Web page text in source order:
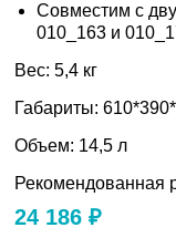
Совместим с
010_163 и
Вес: 5,4 кг
Габариты:
Объем: 14,5 л
Рекомендованная
24 186 ₽